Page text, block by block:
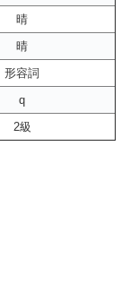
晴
晴
形容詞
q
2級